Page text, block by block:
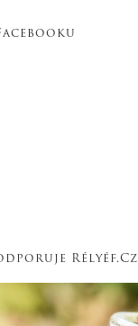
Rélyéf.cz